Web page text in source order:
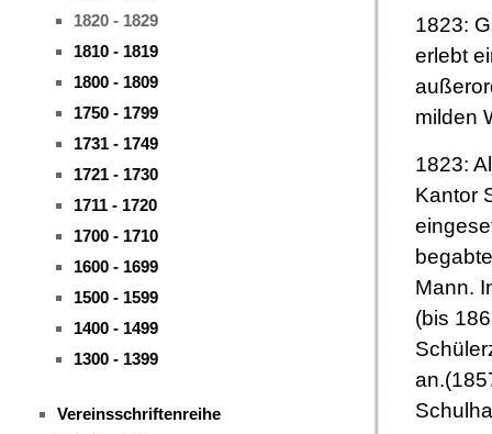
1820 - 1829
1810 - 1819
1800 - 1809
1750 - 1799
1731 - 1749
1721 - 1730
1711 - 1720
1700 - 1710
1600 - 1699
1500 - 1599
1400 - 1499
1300 - 1399
Vereinsschriftenreihe
1823:
erlebt
milden
1823:
Kantor
Mann.
(bis